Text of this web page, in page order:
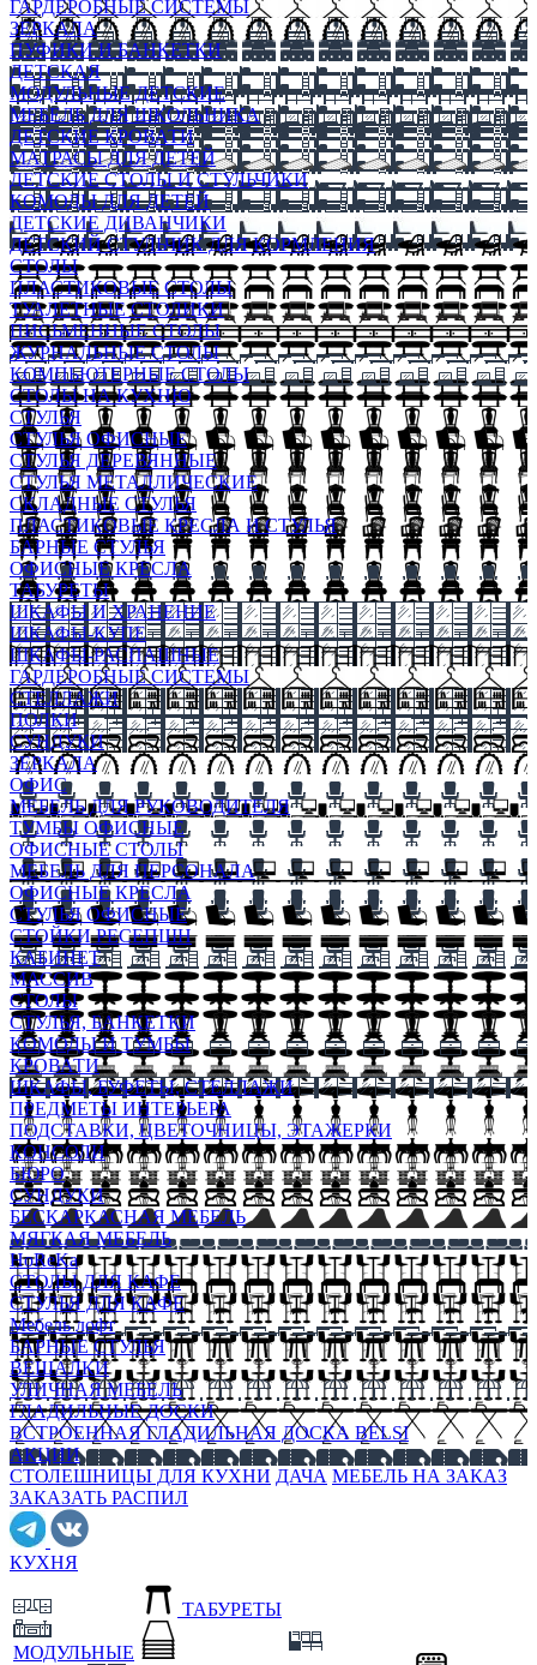
ГАРДЕРОБНЫЕ СИСТЕМЫ
ЗЕРКАЛА
ПУФИКИ И БАНКЕТКИ
ДЕТСКАЯ
МОДУЛЬНЫЕ ДЕТСКИЕ
МЕБЕЛЬ ДЛЯ ШКОЛЬНИКА
ДЕТСКИЕ КРОВАТИ
МАТРАСЫ ДЛЯ ДЕТЕЙ
ДЕТСКИЕ СТОЛЫ И СТУЛЬЧИКИ
КОМОДЫ ДЛЯ ДЕТЕЙ
ДЕТСКИЕ ДИВАНЧИКИ
ДЕТСКИЙ СТУЛЬЧИК ДЛЯ КОРМЛЕНИЯ
СТОЛЫ
ПЛАСТИКОВЫЕ СТОЛЫ
ТУАЛЕТНЫЕ СТОЛИКИ
ПИСЬМЕННЫЕ СТОЛЫ
ЖУРНАЛЬНЫЕ СТОЛЫ
КОМПЬЮТЕРНЫЕ СТОЛЫ
СТОЛЫ НА КУХНЮ
СТУЛЬЯ
СТУЛЬЯ ОФИСНЫЕ
СТУЛЬЯ ДЕРЕВЯННЫЕ
СТУЛЬЯ МЕТАЛЛИЧЕСКИЕ
СКЛАДНЫЕ СТУЛЬЯ
ПЛАСТИКОВЫЕ КРЕСЛА И СТУЛЬЯ
БАРНЫЕ СТУЛЬЯ
ОФИСНЫЕ КРЕСЛА
ТАБУРЕТЫ
ШКАФЫ И ХРАНЕНИЕ
ШКАФЫ-КУПЕ
ШКАФЫ-РАСПАШНЫЕ
ГАРДЕРОБНЫЕ СИСТЕМЫ
СТЕЛЛАЖИ
ПОЛКИ
СУНДУКИ
ЗЕРКАЛА
ОФИС
МЕБЕЛЬ ДЛЯ РУКОВОДИТЕЛЯ
ТУМБЫ ОФИСНЫЕ
ОФИСНЫЕ СТОЛЫ
МЕБЕЛЬ ДЛЯ ПЕРСОНАЛА
ОФИСНЫЕ КРЕСЛА
СТУЛЬЯ ОФИСНЫЕ
СТОЙКИ РЕСЕПШН
КАБИНЕТ
МАССИВ
СТОЛЫ
СТУЛЬЯ, БАНКЕТКИ
КОМОДЫ И ТУМБЫ
КРОВАТИ
ШКАФЫ, БУФЕТЫ, СТЕЛЛАЖИ
ПРЕДМЕТЫ ИНТЕРЬЕРА
ПОДСТАВКИ, ЦВЕТОЧНИЦЫ, ЭТАЖЕРКИ
КОНСОЛИ
БЮРО
СУНДУКИ
БЕСКАРКАСНАЯ МЕБЕЛЬ
МЯГКАЯ МЕБЕЛЬ
HoReKa
СТОЛЫ ДЛЯ КАФЕ
СТУЛЬЯ ДЛЯ КАФЕ
Мебель лофт
БАРНЫЕ СТУЛЬЯ
ВЕШАЛКИ
УЛИЧНАЯ МЕБЕЛЬ
ГЛАДИЛЬНЫЕ ДОСКИ
ВСТРОЕННАЯ ГЛАДИЛЬНАЯ ДОСКА BELSI
АКЦИИ
СТОЛЕШНИЦЫ ДЛЯ КУХНИ ДАЧА МЕБЕЛЬ НА ЗАКАЗ
ЗАКАЗАТЬ РАСПИЛ
КУХНЯ
МОДУЛЬНЫЕ
ТАБУРЕТЫ